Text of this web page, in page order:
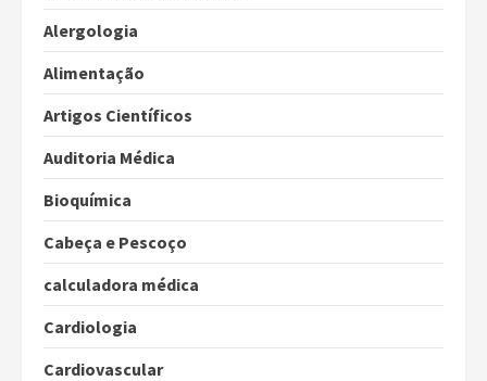
Alergologia
Alimentação
Artigos Científicos
Auditoria Médica
Bioquímica
Cabeça e Pescoço
calculadora médica
Cardiologia
Cardiovascular